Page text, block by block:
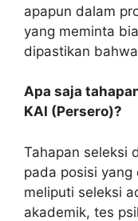
apapun dalam
yang meminta
dipastikan
Apa saja
KAI (Persero)?
Tahapan seleksi
pada posisi yang
meliputi seleksi
akademik, tes